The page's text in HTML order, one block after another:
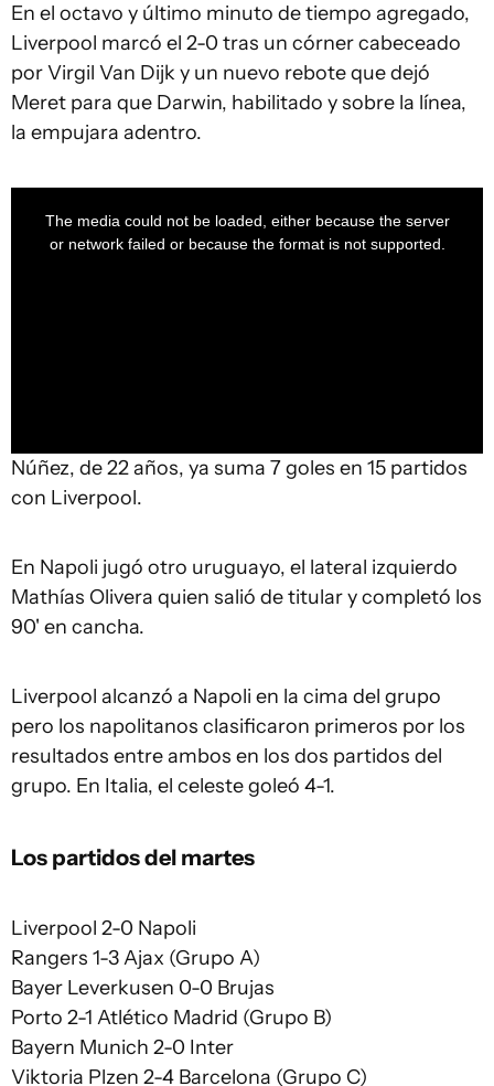
En el octavo y último minuto de tiempo agregado,
Liverpool marcó el 2-0 tras un córner cabeceado
por Virgil Van Dijk y un nuevo rebote que dejó
Meret para que Darwin, habilitado y sobre la línea,
la empujara adentro.
The media could not be loaded, either because the server
or network failed or because the format is not supported.
Núñez, de 22 años, ya suma 7 goles en 15 partidos
con Liverpool.
En Napoli jugó otro uruguayo, el lateral izquierdo
Mathías Olivera quien salió de titular y completó los
90' en cancha.
Liverpool alcanzó a Napoli en la cima del grupo
pero los napolitanos clasificaron primeros por los
resultados entre ambos en los dos partidos del
grupo. En Italia, el celeste goleó 4-1.
Los partidos del martes
Liverpool 2-0 Napoli
Rangers 1-3 Ajax (Grupo A)
Bayer Leverkusen 0-0 Brujas
Porto 2-1 Atlético Madrid (Grupo B)
Bayern Munich 2-0 Inter
Viktoria Plzen 2-4 Barcelona (Grupo C)